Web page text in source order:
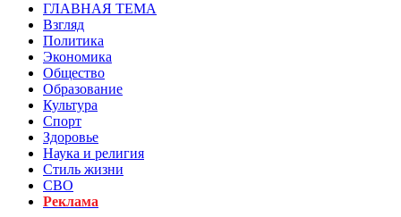
ГЛАВНАЯ ТЕМА
Взгляд
Политика
Экономика
Общество
Образование
Культура
Спорт
Здоровье
Наука и религия
Стиль жизни
СВО
Реклама